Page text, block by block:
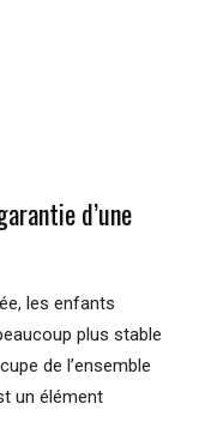
d’une
les enfants
plus stable
de l’ensemble
un élément